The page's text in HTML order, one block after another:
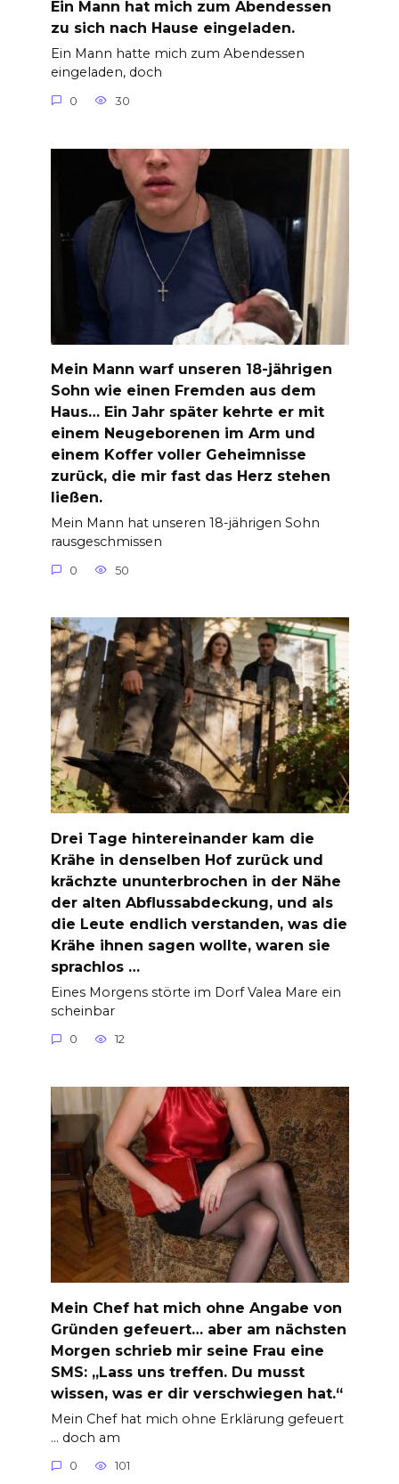
Ein Mann hat mich zum Abendessen
zu sich nach Hause eingeladen.
Ein Mann hatte mich zum Abendessen
eingeladen, doch
0 30
Mein Mann warf unseren 18-jährigen
Sohn wie einen Fremden aus dem
Haus… Ein Jahr später kehrte er mit
einem Neugeborenen im Arm und
einem Koffer voller Geheimnisse
zurück, die mir fast das Herz stehen
ließen.
Mein Mann hat unseren 18-jährigen Sohn
rausgeschmissen
0 50
Drei Tage hintereinander kam die
Krähe in denselben Hof zurück und
krächzte ununterbrochen in der Nähe
der alten Abflussabdeckung, und als
die Leute endlich verstanden, was die
Krähe ihnen sagen wollte, waren sie
sprachlos …
Eines Morgens störte im Dorf Valea Mare ein
scheinbar
0 12
Mein Chef hat mich ohne Angabe von
Gründen gefeuert… aber am nächsten
Morgen schrieb mir seine Frau eine
SMS: „Lass uns treffen. Du musst
wissen, was er dir verschwiegen hat.“
Mein Chef hat mich ohne Erklärung gefeuert
… doch am
0 101